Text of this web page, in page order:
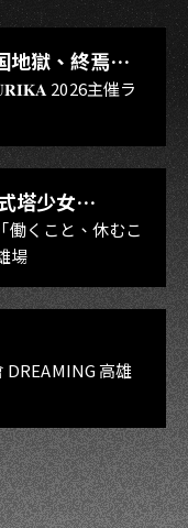
地獄、終焉
我夢中、花奏
2026主催ラ
塔少女
くこと、休むこ
場
DREAMING 高雄